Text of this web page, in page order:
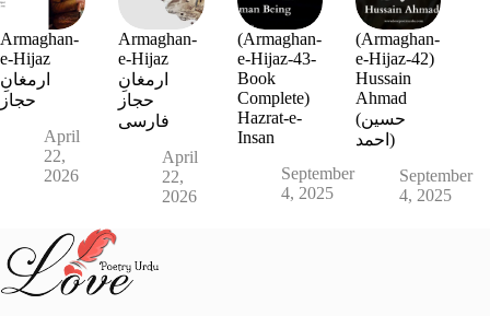
Armaghan-
e-Hijaz
ارمغانِ
حجاز
April
22,
2026
Armaghan-
e-Hijaz
ارمغانِ
حجاز
فارسی
April
22,
2026
(Armaghan-
e-Hijaz-43-
Book
Complete)
Hazrat-e-
Insan
September
4, 2025
(Armaghan-
e-Hijaz-42)
Hussain
Ahmad
(حسین
احمد)
September
4, 2025